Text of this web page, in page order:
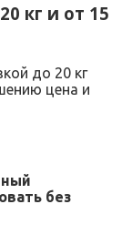
кг и от 15
до 20 кг
цена и
без